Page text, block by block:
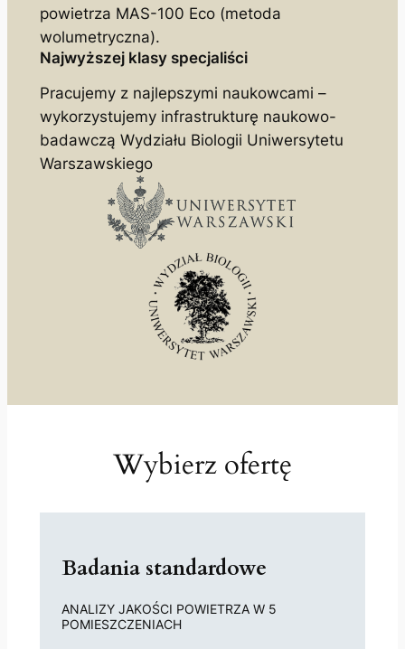
powietrza MAS-100 Eco (metoda
wolumetryczna).
Najwyższej klasy specjaliści
Pracujemy z najlepszymi naukowcami –
wykorzystujemy infrastrukturę naukowo-
badawczą Wydziału Biologii Uniwersytetu
Warszawskiego
Wybierz ofertę
Badania standardowe
ANALIZY JAKOŚCI POWIETRZA W 5
POMIESZCZENIACH